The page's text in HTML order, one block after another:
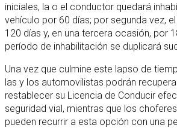
iniciales, la o el conductor quedará
vehículo por 60 días; por segunda vez,
120 días y, en una tercera ocasión, por
período de inhabilitación se duplicará
Una vez que culmine este lapso de
las y los automovilistas podrán
restablecer su Licencia de Conducir
seguridad vial, mientras que los
pueden recurrir a esta opción con una